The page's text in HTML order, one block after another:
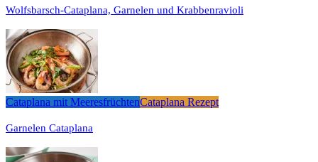
Wolfsbarsch-Cataplana, Garnelen und Krabbenravioli
Cataplana mit MeeresfrüchtenCataplana Rezept
Garnelen Cataplana